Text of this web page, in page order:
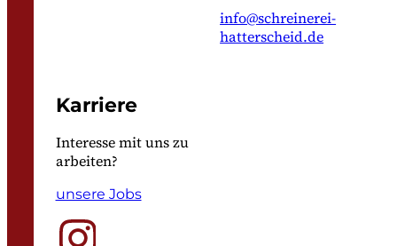
info@schreinerei-
hatterscheid.de
Karriere
Interesse mit uns zu
arbeiten?
unsere Jobs